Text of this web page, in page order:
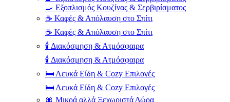
🍳 Εξοπλισμός Κουζίνας & Σερβιρίσματος
☕ Καφές & Απόλαυση στο Σπίτι
☕ Καφές & Απόλαυση στο Σπίτι
🕯️ Διακόσμηση & Ατμόσφαιρα
🕯️ Διακόσμηση & Ατμόσφαιρα
🛏️ Λευκά Είδη & Cozy Επιλογές
🛏️ Λευκά Είδη & Cozy Επιλογές
🎀 Μικρά αλλά Ξεχωριστά Δώρα